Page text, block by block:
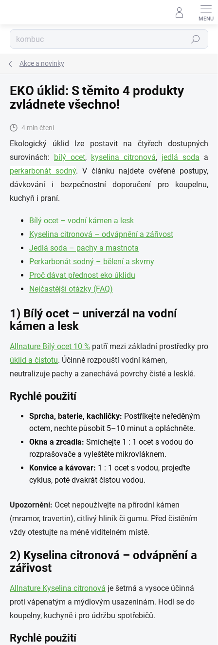
Hledat
Akce a novinky
EKO úklid: S těmito 4 produkty
zvládnete všechno!
4 min čtení
Ekologický úklid lze postavit na čtyřech dostupných
surovinách:
bílý ocet, kyselina citronová, jedlá soda a
perkarbonát sodný. V článku najdete ověřené postupy,
dávkování i bezpečnostní doporučení pro koupelnu,
kuchyň i praní.
Bílý ocet – vodní kámen a lesk
Kyselina citronová – odvápnění a zářivost
Jedlá soda – pachy a mastnota
Perkarbonát sodný – bělení a skvrny
Proč dávat přednost eko úklidu
Nejčastější otázky (FAQ)
1) Bílý ocet – univerzál na vodní
kámen a lesk
Allnature Bílý ocet 10 % patří mezi základní prostředky pro
úklid a čistotu. Účinně rozpouští vodní kámen,
neutralizuje pachy a zanechává povrchy čisté a lesklé.
Rychlé použití
Sprcha, baterie, kachličky: Postříkejte neředěným
octem, nechte působit 5–10 minut a opláchněte.
Okna a zrcadla: Smíchejte 1 : 1 ocet s vodou do
rozprašovače a vyleštěte mikrovláknem.
Konvice a kávovar: 1 : 1 ocet s vodou, projeďte
cyklus, poté dvakrát čistou vodou.
Upozornění: Ocet nepoužívejte na přírodní kámen
(mramor, travertin), citlivý hliník či gumu. Před čistěním
vždy otestujte na méně viditelném místě.
2) Kyselina citronová – odvápnění a
zářivost
Allnature Kyselina citronová je šetrná a vysoce účinná
proti vápenatým a mýdlovým usazeninám. Hodí se do
koupelny, kuchyně i pro údržbu spotřebičů.
Rychlé použití